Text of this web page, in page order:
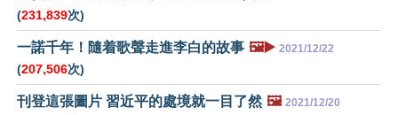
(231,839次)
一諾千年！隨着歌聲走進李白的故事 🖼️▶️ 2021/12/22
(207,506次)
刊登這張圖片 習近平的處境就一目了然 🖼️ 2021/12/20